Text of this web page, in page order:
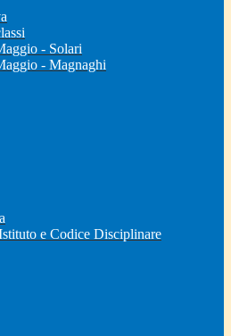
- Solari
- Magnaghi
e Codice Disciplinare